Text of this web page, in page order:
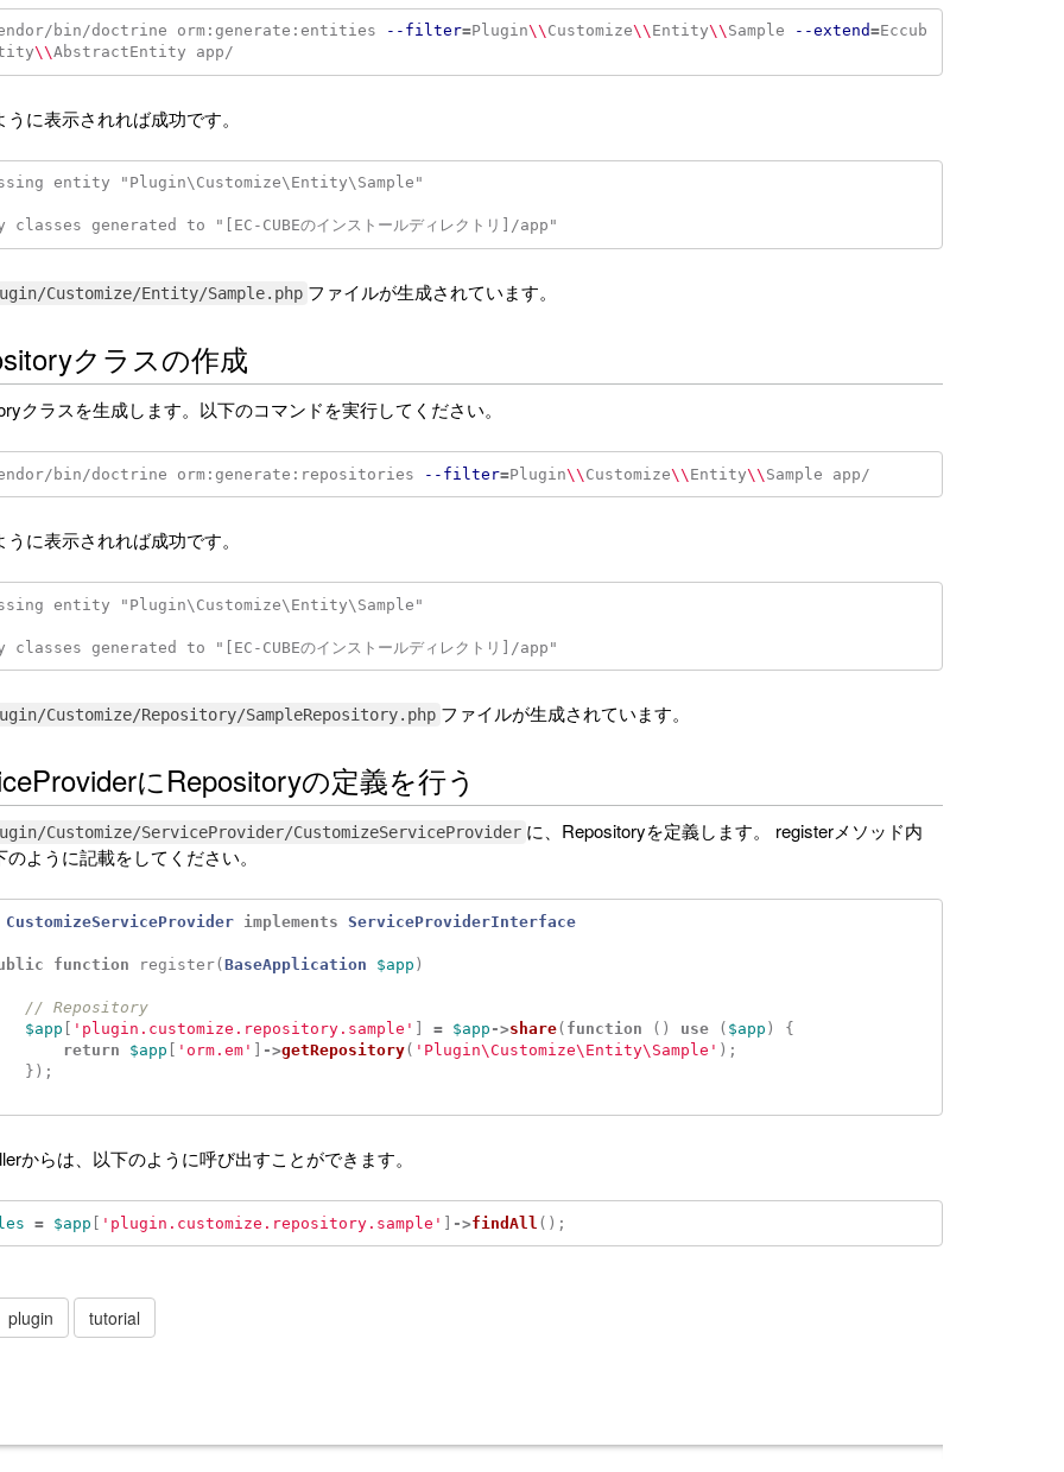
bin/doctrine orm:generate:entities --filter=Plugin\\ Customize\\ Entity\\ Sample --extend=Eccub
\\
うに表示されれば成功です。
entity "Plugin\Customize\Entity\Sample"
Customize/Entity/Sample.php ファイルが生成されています。
クラスの作成
クラスを生成します。以下のコマンドを実行してください。
bin/doctrine orm:generate:repositories --filter=Plugin\\ Customize\\ Entity\\
うに表示されれば成功です。
entity "Plugin\Customize\Entity\Sample"
Customize/Repository/SampleRepository.php ファイルが生成されています。
にRepositoryの定義を行う
Customize/ServiceProvider/CustomizeServiceProvider に、Repositoryを定義します。 registerメソッド内
のように記載をしてください。
CustomizeServiceProvider implements ServiceProviderInterface
function register( BaseApplication $app )
// Repository
$app
'plugin.customize.repository.sample' = $app ->share( function () use ( $app )
{
return
$app 'orm.em' ->getRepository( 'Plugin\Customize\Entity\Sample' );
});
からは、以下のように呼び出すことができます。
= $app 'plugin.customize.repository.sample' ->findAll ();
plugin tutorial